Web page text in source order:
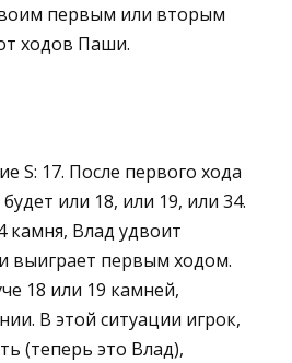
первым или вторым
ходов Паши.
S: 17. После первого хода
или 18, или 19, или 34.
камня, Влад удвоит
выиграет первым ходом.
18 или 19 камней,
В этой ситуации игрок,
(теперь это Влад),